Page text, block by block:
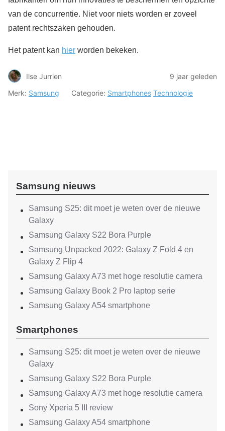
van de concurrentie. Niet voor niets worden er zoveel
patent rechtszaken gehouden.
Het patent kan hier worden bekeken.
Ilse Jurrien
9 jaar geleden
Merk: Samsung Categorie: Smartphones Technologie
Samsung nieuws
Samsung S25: dit moet je weten over de nieuwe
Galaxy
Samsung Galaxy S22 Bora Purple
Samsung Unpacked 2022: Galaxy Z Fold 4 en
Galaxy Z Flip 4
Samsung Galaxy A73 met hoge resolutie camera
Samsung Galaxy Book 2 Pro laptop serie
Samsung Galaxy A54 smartphone
Smartphones
Samsung S25: dit moet je weten over de nieuwe
Galaxy
Samsung Galaxy S22 Bora Purple
Samsung Galaxy A73 met hoge resolutie camera
Sony Xperia 5 III review
Samsung Galaxy A54 smartphone